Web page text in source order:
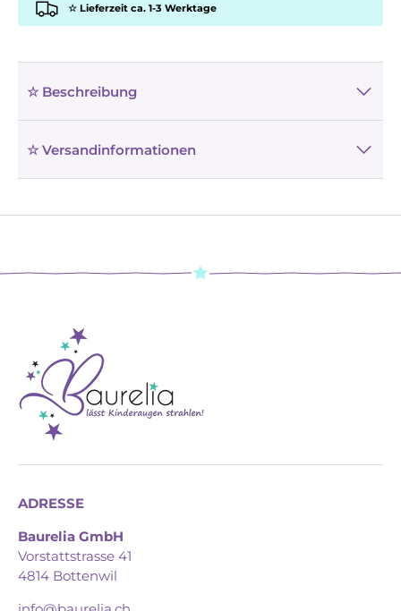
☆ Lieferzeit ca. 1-3 Werktage
☆ Beschreibung
☆ Versandinformationen
ADRESSE
Baurelia GmbH
Vorstattstrasse 41
4814 Bottenwil